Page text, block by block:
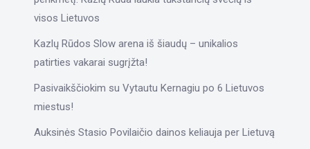
visos Lietuvos
Kazlų Rūdos Slow arena iš šiaudų – unikalios
patirties vakarai sugrįžta!
Pasivaikščiokim su Vytautu Kernagiu po 6 Lietuvos
miestus!
Auksinės Stasio Povilaičio dainos keliauja per Lietuvą